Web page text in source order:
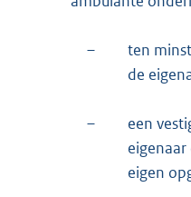
–
ten
de
–
een
eigen